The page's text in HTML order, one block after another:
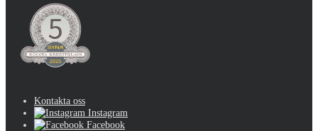
Kontakta oss
Instagram
Facebook